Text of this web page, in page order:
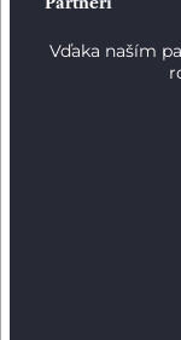
Vďaka naším